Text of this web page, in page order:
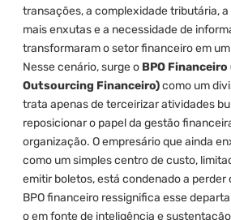
transações, a complexidade tributária,
mais enxutas e a necessidade de
transformaram o setor financeiro em
Nesse cenário, surge o BPO
Outsourcing Financeiro)como um
trata apenas de terceirizar atividades
reposicionar o papel da gestão
organização. O empresário que ainda
como um simples centro de custo,
emitir boletos, está condenado a perder
BPO financeiro ressignifica esse
o em fonte de inteligência e